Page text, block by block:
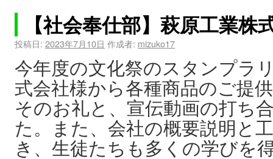
【社会奉仕部】萩原工業株
投稿日: 2023年7月10日 作成者: mizuko17
今年度の文化祭のスタンプラ
式会社様から各種商品のご提
そのお礼と、宣伝動画の打ち
た。また、会社の概要説明と
き、生徒たちも多くの学びを